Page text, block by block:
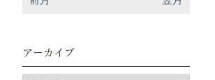
アーカイブ